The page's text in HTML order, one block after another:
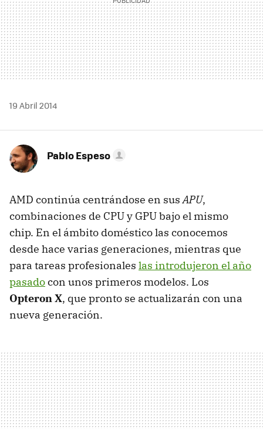
19 Abril 2014
Pablo Espeso
AMD continúa centrándose en susAPU,
combinaciones de CPU y GPU bajo el mismo
chip. En el ámbito doméstico las conocemos
desde hace varias generaciones, mientras que
para tareas profesionales las introdujeron el año
pasadocon unos primeros modelos. Los
Opteron X, que pronto se actualizarán con una
nueva generación.